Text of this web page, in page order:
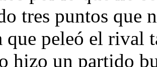
tres puntos que
que peleó el rival
hizo un partido